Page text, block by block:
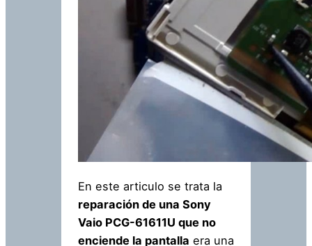
En este articulo se trata la
reparación de una Sony
Vaio PCG-61611U que no
enciende la pantalla era una